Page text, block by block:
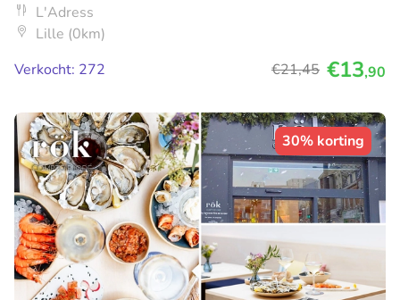
L'Adress
Lille (0km)
Verkocht: 272
€21,45 €13,90
30% korting